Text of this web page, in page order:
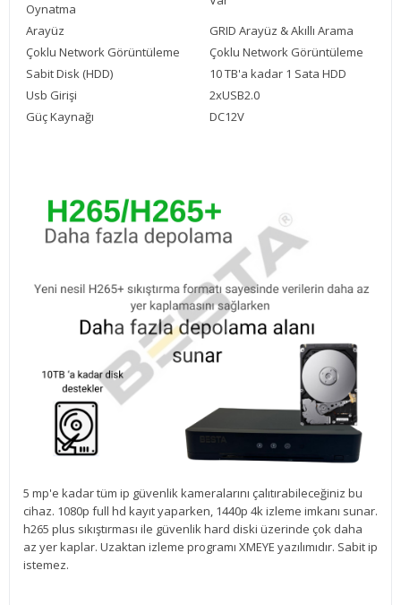
Oynatma
Arayüz
GRID Arayüz & Akıllı Arama
Çoklu Network Görüntüleme
Çoklu Network Görüntüleme
Sabit Disk (HDD)
10 TB'a kadar 1 Sata HDD
Usb Girişi
2xUSB2.0
Güç Kaynağı
DC12V
5 mp'e kadar tüm ip güvenlik kameralarını çalıtırabileceğiniz bu
cihaz. 1080p full hd kayıt yaparken, 1440p 4k izleme imkanı sunar.
h265 plus sıkıştırması ile güvenlik hard diski üzerinde çok daha
az yer kaplar. Uzaktan izleme programı XMEYE yazılımıdır. Sabit ip
istemez.